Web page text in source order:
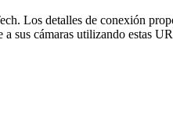
Los detalles de conexión
sus cámaras utilizando estas